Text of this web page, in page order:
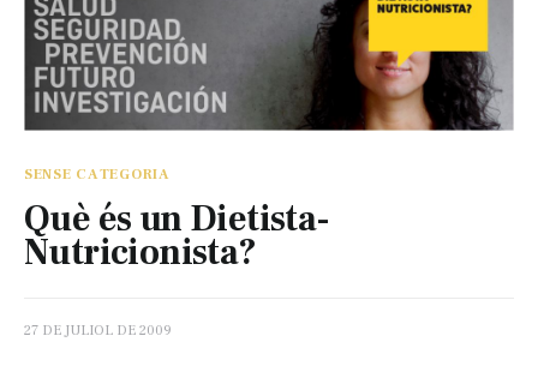
OCUPACIÓ
CIUTADANIA
RECURSOS
TRANSPARÈNCIA
SENSE CATEGORIA
Què és un Dietista-
Nutricionista?
27 DE JULIOL DE 2009